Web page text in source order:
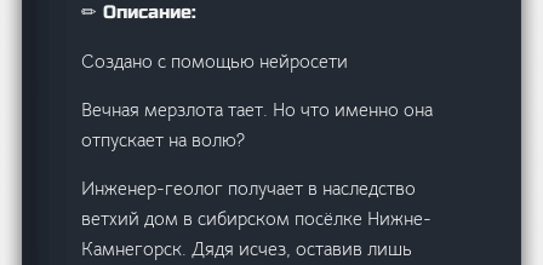
✏ Описание:
Создано с помощью нейросети
Вечная мерзлота тает. Но что именно она
отпускает на волю?
Инженер-геолог получает в наследство
ветхий дом в сибирском посёлке Нижне-
Камнегорск. Дядя исчез, оставив лишь